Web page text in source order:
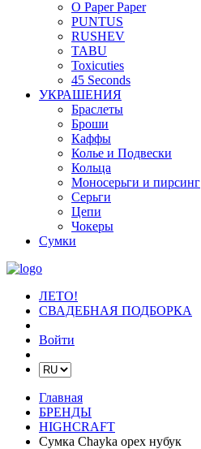
O Paper Paper
PUNTUS
RUSHEV
TABU
Toxicuties
45 Seconds
УКРАШЕНИЯ
Браслеты
Броши
Каффы
Колье и Подвески
Кольца
Моносерьги и пирсинг
Серьги
Цепи
Чокеры
Сумки
ЛЕТО!
СВАДЕБНАЯ ПОДБОРКА
Войти
Главная
БРЕНДЫ
HIGHCRAFT
Сумка Chayka орех нубук